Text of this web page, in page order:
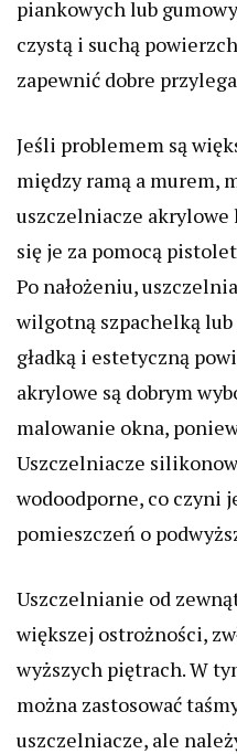
piankowych lub
czystą i suchą
zapewnić dobre
Jeśli problemem są
między ramą a murem,
uszczelniacze
się je za pomocą
Po nałożeniu,
wilgotną szpachelką lub
gładką i estetyczną
akrylowe są dobrym
malowanie okna,
Uszczelniacze
wodoodporne, co czyni
pomieszczeń o
Uszczelnianie od
większej ostrożności,
wyższych piętrach. W
można zastosować
uszczelniacze, ale